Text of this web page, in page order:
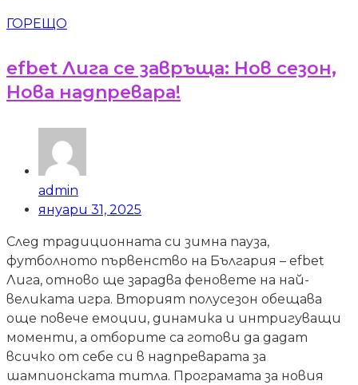
ГОРЕЩО
efbet Лига се завръща: Нов сезон,
Нова надпревара!
admin
януари 31, 2025
След традиционната си зимна пауза,
футболното първенство на България – efbet
Лига, отново ще зарадва феновете на най-
великата игра. Вторият полусезон обещава
още повече емоции, динамика и интригуващи
моменти, а отборите са готови да дадат
всичко от себе си в надпреварата за
шампионската титла. Програмата за новия